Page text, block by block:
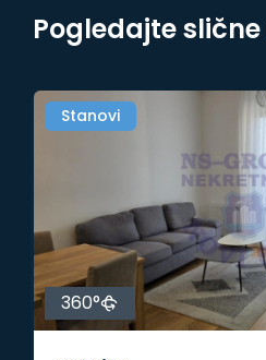
Pogledajte
Stanovi
360°